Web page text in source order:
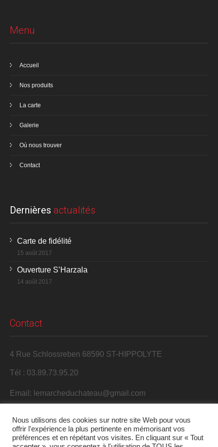
Menu
Accueil
Nos produits
La carte
Galerie
Où nous trouver
Contact
Dernières actualités
Carte de fidélité
15 août 2017
Ouverture S’Harzala
14 août 2017
Contact
4 Rue Schlossreben 68590 ST-HIPPOLYTE
Tél : 03.89.73.95.20
Email: lemarcheduchateau@gmail.com
Nous utilisons des cookies sur notre site Web pour vous
offrir l'expérience la plus pertinente en mémorisant vos
préférences et en répétant vos visites. En cliquant sur « Tout